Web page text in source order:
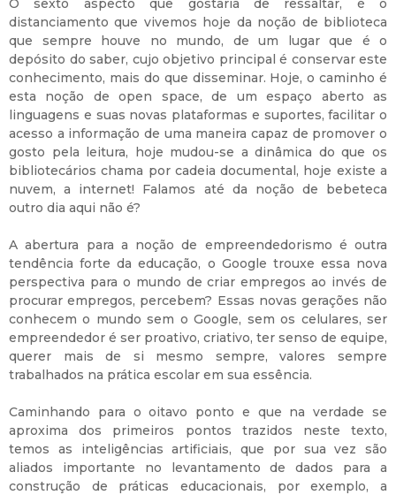
O sexto aspecto que gostaria de ressaltar, é o
distanciamento que vivemos hoje da noção de biblioteca
que sempre houve no mundo, de um lugar que é o
depósito do saber, cujo objetivo principal é conservar este
conhecimento, mais do que disseminar. Hoje, o caminho é
esta noção de open space, de um espaço aberto as
linguagens e suas novas plataformas e suportes, facilitar o
acesso a informação de uma maneira capaz de promover o
gosto pela leitura, hoje mudou-se a dinâmica do que os
bibliotecários chama por cadeia documental, hoje existe a
nuvem, a internet! Falamos até da noção de bebeteca
outro dia aqui não é?
A abertura para a noção de empreendedorismo é outra
tendência forte da educação, o Google trouxe essa nova
perspectiva para o mundo de criar empregos ao invés de
procurar empregos, percebem? Essas novas gerações não
conhecem o mundo sem o Google, sem os celulares, ser
empreendedor é ser proativo, criativo, ter senso de equipe,
querer mais de si mesmo sempre, valores sempre
trabalhados na prática escolar em sua essência.
Caminhando para o oitavo ponto e que na verdade se
aproxima dos primeiros pontos trazidos neste texto,
temos as inteligências artificiais, que por sua vez são
aliados importante no levantamento de dados para a
construção de práticas educacionais, por exemplo, a